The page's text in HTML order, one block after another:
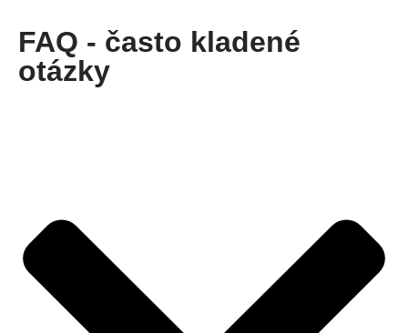
FAQ - často kladené
otázky